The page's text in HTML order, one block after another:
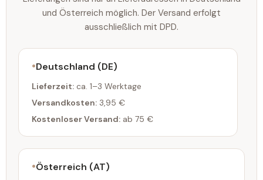
und Österreich möglich. Der Versand erfolgt
ausschließlich mit DPD.
Deutschland (DE)
Lieferzeit: ca. 1–3 Werktage
Versandkosten: 3,95 €
Kostenloser Versand: ab 75 €
Österreich (AT)